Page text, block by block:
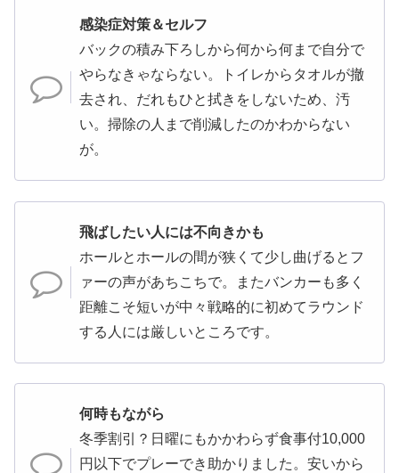
感染症対策＆セルフ
バックの積み下ろしから何から何まで自分で
やらなきゃならない。トイレからタオルが撤
去され、だれもひと拭きをしないため、汚
い。掃除の人まで削減したのかわからない
が。
飛ばしたい人には不向きかも
ホールとホールの間が狭くて少し曲げるとフ
ァーの声があちこちで。またバンカーも多く
距離こそ短いが中々戦略的に初めてラウンド
する人には厳しいところです。
何時もながら
冬季割引？日曜にもかかわらず食事付10,000
円以下でプレーでき助かりました。安いから